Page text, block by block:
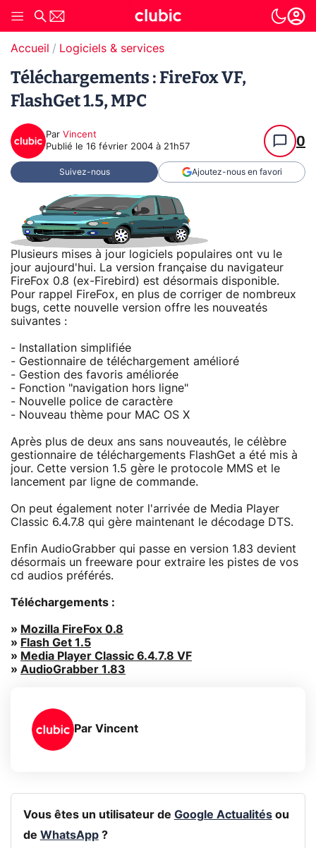
Accueil Logiciels & services
Téléchargements : FireFox VF,
FlashGet 1.5, MPC
Par Vincent
Publié le 16 février 2004 à 21h57 0
Suivez-nous Ajoutez-nous en favori
Plusieurs mises à jour logiciels populaires ont vu le
jour aujourd'hui. La version française du navigateur
FireFox 0.8 (ex-Firebird) est désormais disponible.
Pour rappel FireFox, en plus de corriger de nombreux
bugs, cette nouvelle version offre les nouveatés
suivantes :
- Installation simplifiée
- Gestionnaire de téléchargement amélioré
- Gestion des favoris améliorée
- Fonction "navigation hors ligne"
- Nouvelle police de caractère
- Nouveau thème pour MAC OS X
Après plus de deux ans sans nouveautés, le célèbre
gestionnaire de téléchargements FlashGet a été mis à
jour. Cette version 1.5 gère le protocole MMS et le
lancement par ligne de commande.
On peut également noter l'arrivée de Media Player
Classic 6.4.7.8 qui gère maintenant le décodage DTS.
Enfin AudioGrabber qui passe en version 1.83 devient
désormais un freeware pour extraire les pistes de vos
cd audios préférés.
Téléchargements :
» Mozilla FireFox 0.8
» Flash Get 1.5
» Media Player Classic 6.4.7.8 VF
» AudioGrabber 1.83
Par Vincent
Vous êtes un utilisateur de Google Actualitésou
de WhatsApp?